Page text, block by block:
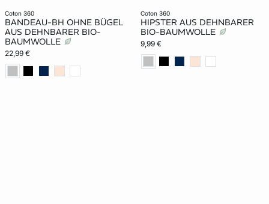
coton 360
BANDEAU-BH OHNE BÜGEL
AUS DEHNBARER BIO-
BAUMWOLLE
22,99 €
coton 360
HIPSTER AUS DEHNBARER
BIO-BAUMWOLLE
9,99 €